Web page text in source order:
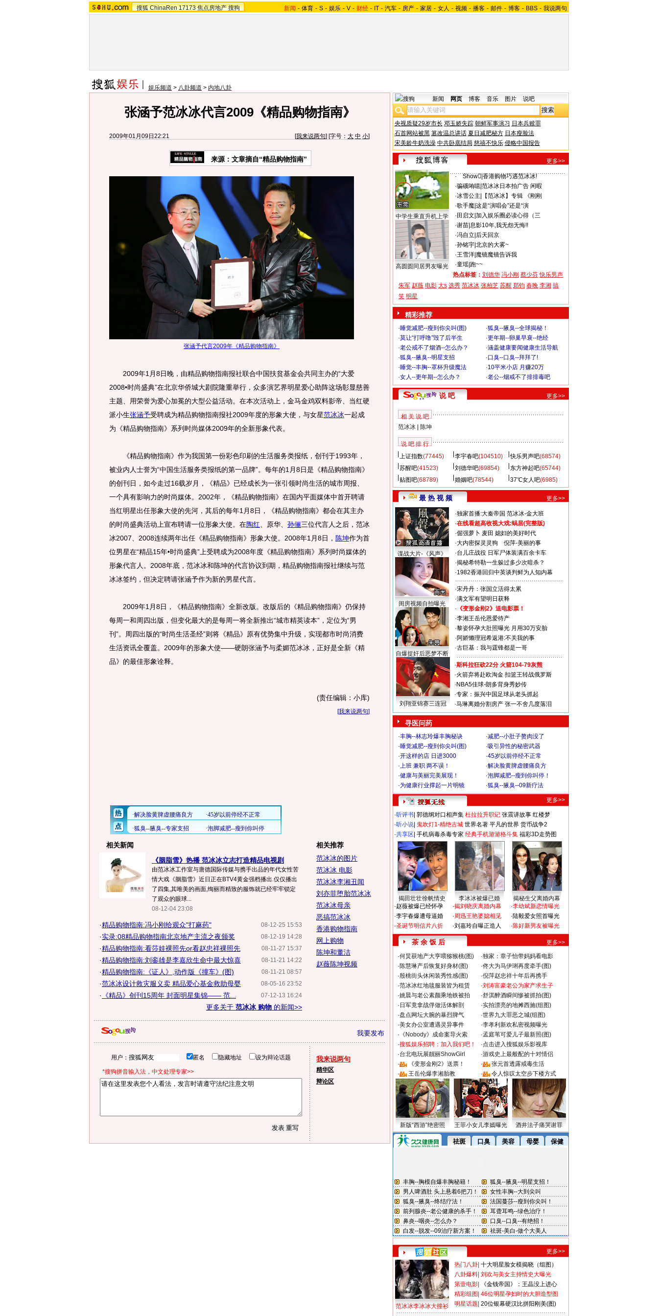
搜狐 ChinaRen 17173 焦点房地产 搜狗 新闻 - 体育 - S - 娱乐 - V - 财经 - IT - 汽车 - 房产 - 家居 - 女人 - 视频 - 播客 - 邮件 - 博客 - BBS - 我说两句
娱乐频道 > 八卦频道 > 内地八卦
张涵予范冰冰代言2009《精品购物指南》
2009年01月09日22:21 [我来说两句] [字号： 大 中 小]
来源：文章摘自“精品购物指南”
张涵予代言2009年《精品购物指南》
2009年1月8日晚，由精品购物指南报社联合中国扶贫基金会共同主办的“大爱
2008•时尚盛典”在北京华侨城大剧院隆重举行，众多演艺界明星爱心助阵这场彰显慈善
主题、用荣誉为爱心加冕的大型公益活动。在本次活动上，金马金鸡双料影帝、当红硬
派小生张涵予受聘成为精品购物指南报社2009年度的形象大使，与女星范冰冰一起成
为《精品购物指南》系列时尚媒体2009年的全新形象代表。
《精品购物指南》作为我国第一份彩色印刷的生活服务类报纸，创刊于1993年，
被业内人士誉为“中国生活服务类报纸的第一品牌”。每年的1月8日是《精品购物指南》
的创刊日，如今走过16载岁月，《精品》已经成长为一张引领时尚生活的城市周报、
一个具有影响力的时尚媒体。2002年，《精品购物指南》在国内平面媒体中首开聘请
当红明星出任形象大使的先河，其后的每年1月8日，《精品购物指南》都会在其主办
的时尚盛典活动上宣布聘请一位形象大使。在陶红 、原华、 孙俪三位代言人之后，范冰
冰2007、2008连续两年出任《精品购物指南》形象大使。2008年1月8日， 陈坤作为首
位男星在“精品15年•时尚盛典”上受聘成为2008年度《精品购物指南》系列时尚媒体的
形象代言人。2008年底，范冰冰和陈坤的代言协议到期，精品购物指南报社继续与范
冰冰签约，但决定聘请张涵予作为新的男星代言。
2009年1月8日，《精品购物指南》全新改版。改版后的《精品购物指南》仍保持
每周一和周四出版，但变化最大的是每周一将全新推出“城市精英读本”，定位为“男
刊”。周四出版的“时尚生活圣经”则将《精品》原有优势集中升级，实现都市时尚消费
生活资讯全覆盖。2009年的形象大使——硬朗张涵予与柔媚范冰冰，正好是全新《精
品》的最佳形象诠释。
(责任编辑：小库)
[我来说两句]
相关新闻
《胭脂雪》热播 范冰冰立志打造精品电视剧
由范冰冰工作室与唐德国际传媒与携手出品的年代女性苦
情大戏《胭脂雪》近日正在BTV4黄金强档播出.仅仅播出
了四集,其唯美的画面,绚丽而精致的服饰就已经牢牢锁定
了观众的眼球...
08-12-04 23:08
08-12-25 15:53
·精品购物指南:冯小刚给观众"打麻药"
08-12-19 14:28
·实录:08精品购物指南北京地产主流之夜颁奖
08-11-27 15:37
·精品购物指南:看莎娃裸照先or看赵忠祥裸照先
08-11-21 14:22
·精品购物指南:刘銮雄是李嘉欣生命中最大惊喜
08-11-21 08:57
·精品购物指南:《证人》,动作版《撞车》(图)
08-05-16 23:52
·范冰冰设计救灾服义卖 精品爱心基金救助母婴
07-12-13 16:24
·
《精品》创刊15周年 封面明星集锦—— 范...
更多关于 范冰冰 购物 的新闻>>
相关推荐
范冰冰的图片
范冰冰 电影
范冰冰李湘丑闻
刘亦菲堕胎范冰冰
范冰冰母亲
恶搞范冰冰
香港购物指南
网上购物
陈坤和董洁
赵薇陈坤视频
我要发布
用户： 匿名 隐藏地址 设为辩论话题
*搜狗拼音输入法，中文处理专家>>
我来说两句
精华区
辩论区
新闻 网页 博客 音乐 图片 说吧
央视质疑29岁市长 邓玉娇失踪 朝鲜军事演习 日本兵赎罪
石首网站被黑 篡改温总讲话 夏日减肥秘方 日本瘦脸法
宋美龄牛奶洗澡 中共卧底结局 慈禧不快乐 侵略中国报告
更多>>
中学生乘直升机上学
高圆圆同居男友曝光
· ゞShow 香港购物巧遇范冰冰!
·骗硪哊噫| 范冰冰日本拍广告 闲暇
·冰雪公主
【范冰冰】专辑 《刚刚
·歌手魔| 这是“演唱会”还是“演
· 田启文 加入娱乐圈必读心得（三
·谢苗| 息影10年,我无怨无悔!!
·冯自立 后天回京
·孙铭宇| 北京的大雾~
·王雪洋| 魔镜魔镜告诉我
·童瑶| 跑~~
热点标签： 刘德华 冯小刚 蔡少芬 快乐男声
朱军 赵薇 电影 大s 选秀 范冰冰 张柏芝 苏醒 郑钧 春晚 李湘 搞
笑 明星
精彩推荐
·睡觉减肥--瘦到你尖叫(图) ·狐臭--腋臭--全球揭秘！
·莫让“打呼噜”毁了后半生 ·更年期--卵巢早衰--绝经
·老公戒不了烟酒--怎么办？ ·涵盖健康要闻健康生活导航
·狐臭--腋臭--明星支招 ·口臭--口臭--拜拜了!
·睡觉--丰胸--罩杯升级魔法 ·10平米小店 月赚20万
·女人--更年期--怎么办？ ·老公--烟戒不了排排毒吧
说 吧 更多>>
相 关 说 吧
范冰冰| 陈坤
说 吧 排 行
上证指数(77445) 李宇春吧(104510) 快乐男声吧(68574)
苏醒吧(41523) 刘德华吧(69854) 东方神起吧(65744)
贴图吧(68789) 婚姻吧(78544) 37℃女人吧(6985)
最 热 视 频 更多>>
谍战大片-《风声》
闺房视频自拍曝光
自爆捉奸后恶梦不断
·独家首播:大秦帝国 范冰冰-金大班
·在线看超高收视大戏:蜗居(完整版)
·倔强萝卜 麦田 媳妇的美好时代
·大内密探灵灵狗
倪萍-美丽的事
·台儿庄战役 日军尸体装满百余卡车
·揭秘希特勒一生躲过多少次暗杀？
·1982香港回归中英谈判鲜为人知内幕
·宋丹丹：张国立活得太累
·满文军有望明日获释
· 《变形金刚2》送电影票！
·李湘王岳伦恩爱待产
·黎姿怀孕大肚照曝光 月用30万安胎
·阿娇懒理冠希返港:不关我的事
·古巨基：我与霆锋都是一哥
刘翔亚锦赛三连冠
·斯科拉狂砍22分 火箭104-79灰熊
·火箭弃将赴欧淘金 扣篮王转战俄罗斯
· NBA5佳球-朗多背身秀妙传
·专家：振兴中国足球从老头抓起
·马琳离婚分割房产 张一不舍几度落泪
寻医问药
·丰胸--林志玲爆丰胸秘诀 ·减肥--小肚子赘肉没了
·睡觉减肥--瘦到你尖叫(图) ·吸引异性的秘密武器
·开这样的店 日进3000 ·45岁以前停经不正常
·上班 兼职 两不误！ ·解决脸黄脾虚腰痛良方
·健康与美丽完美展现！ ·泡脚减肥--瘦到你叫停！
·为健康行业撑起一片明镜 ·狐臭--腋臭--09新疗法
更多>>
·听评书 郭德纲对口相声集 杜拉拉升职记 张震讲故事 红楼梦
·听小说 鬼吹灯1-精绝古城 世界名著 平凡的世界 货币战争2
·共享区 手机病毒杀毒专家 经典手机游游格斗集 福彩3D走势图
揭田壮壮徐帆情史 李冰冰被爆已婚
揭秘生父离婚内幕
·赵薇被爆已经怀孕
·李宇春爆遭母逼婚
·圣诞节明信片八折
·揭刘晓庆离婚内幕
·周迅王艳婆媳相见
·刘嘉玲自曝正造人
·李幼斌新恋情曝光
·陆毅爱女照首曝光
·陈好新男友被曝光
茶 余 饭 后
更多>>
·何炅获地产大亨喂猕猴桃(图) ·独家：章子怡带妈妈看电影
·陈慧琳产后恢复好身材(图) ·佟大为马伊琍再度牵手(图)
·殷桃街头休闲装秀性感(图) ·倪萍赵忠祥十年后再携手
·范冰冰红地毯服装皆为租赁 ·刘涛富豪老公为家产求生子
·姚晨与老公素颜乘地铁被拍 ·舒淇醉酒瞬间惨被抓拍(图)
· 日军竟拿战俘做活体解剖 ·实拍漂亮的地摊西施(组图)
·盘点网坛大腕的暴烈脾气 ·世界九大罪恶之城(组图)
·美女办公室遭遇灵异事件 ·李孝利新欢私密视频曝光
· 《Nobody》成命案导火索 ·孟庭苇可爱儿子最新照(图)
·搜狐娱乐招聘：加入我们吧！ ·点击进入搜狐娱乐影视库
·台北电玩展靓丽ShowGirl ·游戏史上最般配的十对情侣
·
《变形金刚2》送票！ ·
张元首透露戒毒生活
·
王岳伦爆李湘胎教 · 令人惊叹太空步下楼方式
新版“西游”绝密照 王菲小女儿李嫣曝光 酒井法子痛哭谢罪
更多>>
范冰冰李冰冰大撞衫
热门八卦 十大明星脸女模揭晓（组图）
八卦爆料 刘欢与美女主持情史大曝光
第壹电影
《金钱帝国》：王晶没上进心
精彩组图 46位明星孕妇时的大胆造型图
明星话题 20位银幕硬汉比拼阳刚美(图)